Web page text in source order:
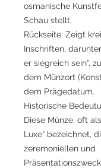
osmanische
Schau stellt.
Rückseite: Zeigt
Inschriften,
er siegreich sein“,
dem Münzort
dem Prägedatum.
Historische
Diese Münze, oft
Luxe“ bezeichnet,
zeremoniellen und